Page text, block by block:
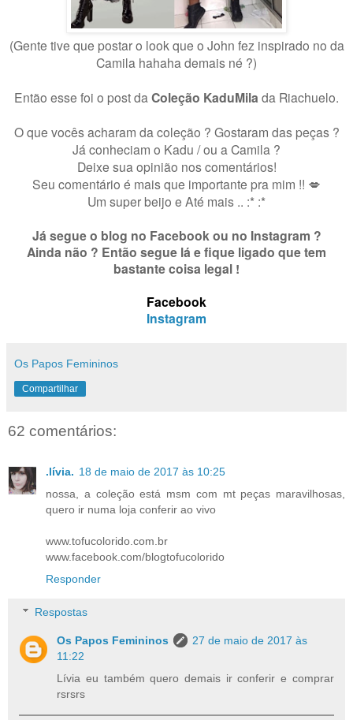
(Gente tive que postar o look que o John fez inspirado no da
Camila hahaha demais né ?)
Então esse foi o post da Coleção KaduMila da Riachuelo.
O que vocês acharam da coleção ? Gostaram das peças ?
Já conheciam o Kadu / ou a Camila ?
Deixe sua opinião nos comentários!
Seu comentário é mais que importante pra mim !! 💋
Um super beijo e Até mais .. :* :*
Já segue o blog no Facebook ou no Instagram ?
Ainda não ? Então segue lá e fique ligado que tem
bastante coisa legal !
Facebook
Instagram
Os Papos Femininos
Compartilhar
62 comentários:
.lívia. 18 de maio de 2017 às 10:25
nossa, a coleção está msm com mt peças maravilhosas,
quero ir numa loja conferir ao vivo
www.tofucolorido.com.br
www.facebook.com/blogtofucolorido
Responder
Respostas
Os Papos Femininos
27 de maio de 2017 às
11:22
Lívia eu também quero demais ir conferir e comprar
rsrsrs